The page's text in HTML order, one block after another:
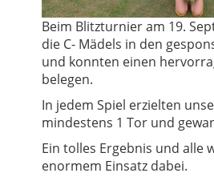
Beim Blitzturnier am 19.
die C- Mädels in den
und konnten einen
belegen.
In jedem Spiel erzielten
mindestens 1 Tor und
Ein tolles Ergebnis und alle
enormem Einsatz dabei.